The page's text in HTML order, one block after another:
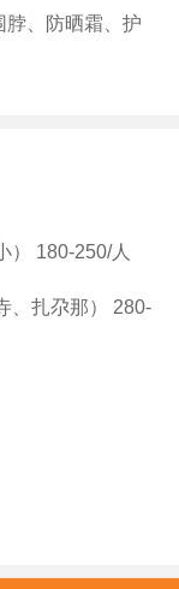
为了保证您的行
早（具体出发
较长，正餐可能
些干粮在车
很多，且连续行
时就和司机师
理解，您的权
之前仔细阅读
退票，航班时
身份证号码错
造成不能登机
脖、防晒霜、护
建议最好有年
活动，不要勉
巾、和特级防
土不服症状，
物或冲剂（如
贴、感冒药或治
酒，以免上
较长，请游客在
的体力参加旅
榨菜、饼干及其
的食物。还可
缓解耳鸣头
的条件与内陆
偏重，喜辛竦。
） 180-250/人
、扎尕那） 280-